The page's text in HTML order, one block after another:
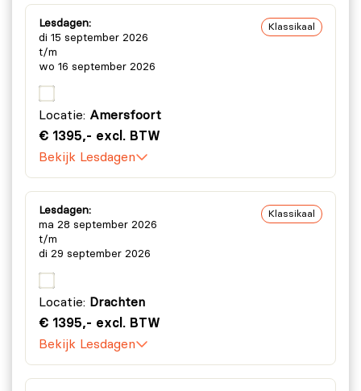
Lesdagen:
di 15 september 2026
t/m
wo 16 september 2026
Klassikaal
Locatie: Amersfoort
€ 1395,- excl. BTW
Bekijk Lesdagen
Lesdagen:
ma 28 september 2026
t/m
di 29 september 2026
Klassikaal
Locatie: Drachten
€ 1395,- excl. BTW
Bekijk Lesdagen